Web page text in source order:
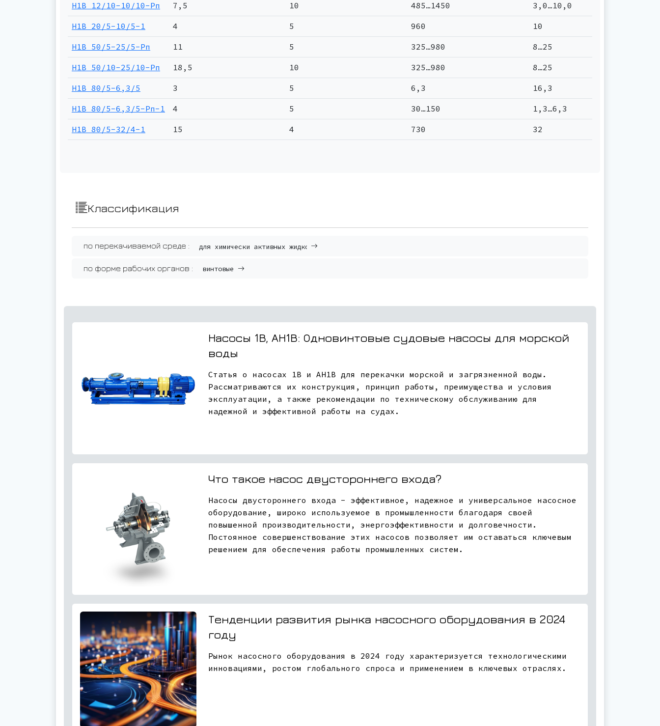
Н1В 12/10-10/10-Рп 7,5 10 485…1450 3,0…10,0
Н1В 20/5-10/5-1 4 5 960 10
Н1В 50/5-25/5-Рп 11 5 325…980 8…25
Н1В 50/10-25/10-Рп 18,5 10 325…980 8…25
Н1В 80/5-6,3/5 3 5 6,3 16,3
Н1В 80/5-6,3/5-Рп-1 4 5 30…150 1,3…6,3
Н1В 80/5-32/4-1 15 4 730 32
Классификация
по перекачиваемой среде : для химически активных жидкостей
по форме рабочих органов : винтовые
Насосы 1В, АН1В: Одновинтовые судовые насосы для морской
воды
Статья о насосах 1В и АН1В для перекачки морской и загрязненной воды.
Рассматриваются их конструкция, принцип работы, преимущества и условия
эксплуатации, а также рекомендации по техническому обслуживанию для
надежной и эффективной работы на судах.
Что такое насос двустороннего входа?
Насосы двустороннего входа - эффективное, надежное и универсальное насосное
оборудование, широко используемое в промышленности благодаря своей
повышенной производительности, энергоэффективности и долговечности.
Постоянное совершенствование этих насосов позволяет им оставаться ключевым
решением для обеспечения работы промышленных систем.
Тенденции развития рынка насосного оборудования в 2024
году
Рынок насосного оборудования в 2024 году характеризуется технологическими
инновациями, ростом глобального спроса и применением в ключевых отраслях.